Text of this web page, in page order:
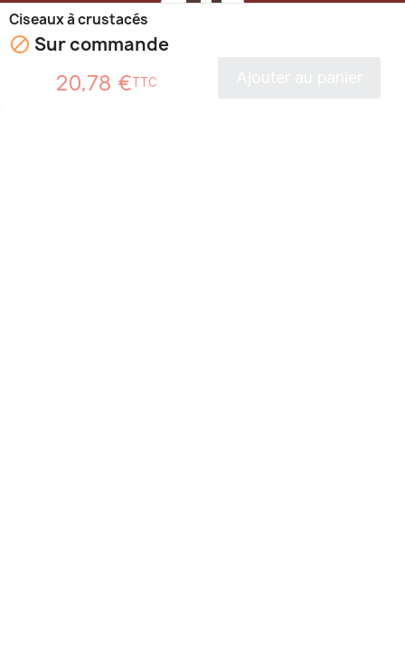
Ciseaux à crustacés
 Sur commande
20,78 €TTC